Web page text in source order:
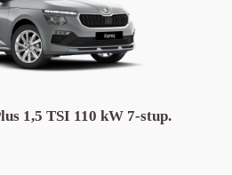
1,5 TSI 110 kW 7-stup.